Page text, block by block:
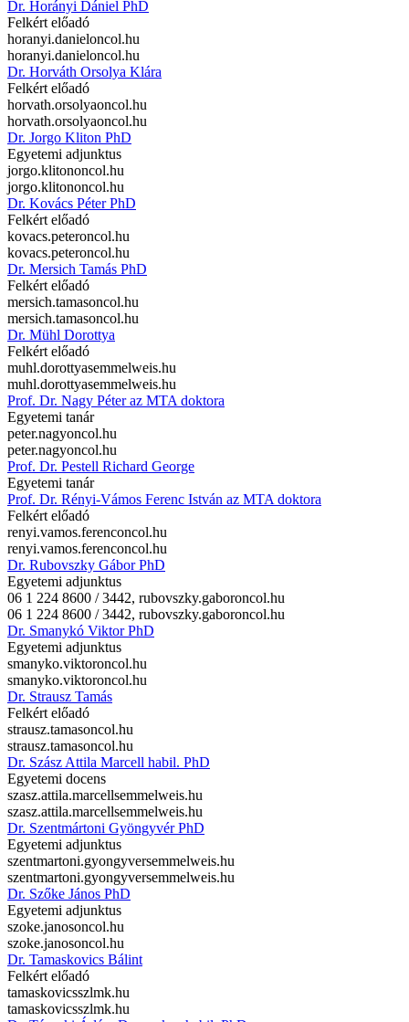
Dr. Horányi Dániel PhD
Felkért előadó
horanyi.danieloncol.hu
horanyi.danieloncol.hu
Dr. Horváth Orsolya Klára
Felkért előadó
horvath.orsolyaoncol.hu
horvath.orsolyaoncol.hu
Dr. Jorgo Kliton PhD
Egyetemi adjunktus
jorgo.klitononcol.hu
jorgo.klitononcol.hu
Dr. Kovács Péter PhD
Felkért előadó
kovacs.peteroncol.hu
kovacs.peteroncol.hu
Dr. Mersich Tamás PhD
Felkért előadó
mersich.tamasoncol.hu
mersich.tamasoncol.hu
Dr. Mühl Dorottya
Felkért előadó
muhl.dorottyasemmelweis.hu
muhl.dorottyasemmelweis.hu
Prof. Dr. Nagy Péter az MTA doktora
Egyetemi tanár
peter.nagyoncol.hu
peter.nagyoncol.hu
Prof. Dr. Pestell Richard George
Egyetemi tanár
Prof. Dr. Rényi-Vámos Ferenc István az MTA doktora
Felkért előadó
renyi.vamos.ferenconcol.hu
renyi.vamos.ferenconcol.hu
Dr. Rubovszky Gábor PhD
Egyetemi adjunktus
06 1 224 8600 / 3442, rubovszky.gaboroncol.hu
06 1 224 8600 / 3442, rubovszky.gaboroncol.hu
Dr. Smanykó Viktor PhD
Egyetemi adjunktus
smanyko.viktoroncol.hu
smanyko.viktoroncol.hu
Dr. Strausz Tamás
Felkért előadó
strausz.tamasoncol.hu
strausz.tamasoncol.hu
Dr. Szász Attila Marcell habil. PhD
Egyetemi docens
szasz.attila.marcellsemmelweis.hu
szasz.attila.marcellsemmelweis.hu
Dr. Szentmártoni Gyöngyvér PhD
Egyetemi adjunktus
szentmartoni.gyongyversemmelweis.hu
szentmartoni.gyongyversemmelweis.hu
Dr. Szőke János PhD
Egyetemi adjunktus
szoke.janosoncol.hu
szoke.janosoncol.hu
Dr. Tamaskovics Bálint
Felkért előadó
tamaskovicsszlmk.hu
tamaskovicsszlmk.hu